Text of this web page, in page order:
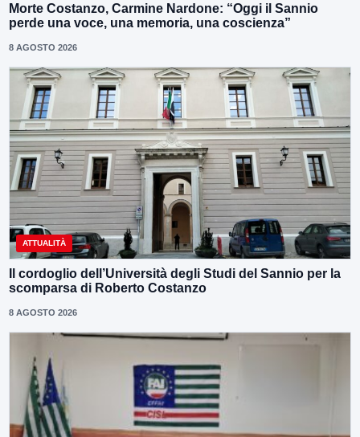
Morte Costanzo, Carmine Nardone: “Oggi il Sannio
perde una voce, una memoria, una coscienza”
8 AGOSTO 2026
ATTUALITÀ
Il cordoglio dell’Università degli Studi del Sannio per la
scomparsa di Roberto Costanzo
8 AGOSTO 2026